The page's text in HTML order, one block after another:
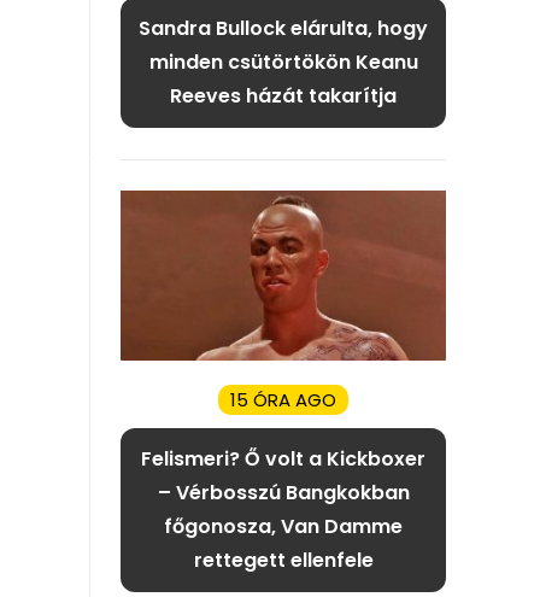
Sandra Bullock elárulta, hogy
minden csütörtökön Keanu
Reeves házát takarítja
15 ÓRA AGO
Felismeri? Ő volt a Kickboxer
– Vérbosszú Bangkokban
főgonosza, Van Damme
rettegett ellenfele